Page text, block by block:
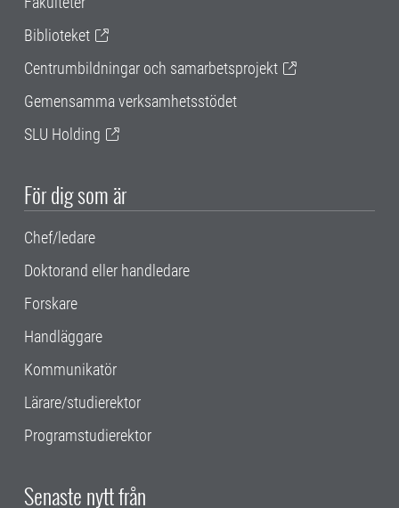
Biblioteket
Centrumbildningar och samarbetsprojekt
Gemensamma verksamhetsstödet
SLU Holding
För dig som är
Chef/ledare
Doktorand eller handledare
Forskare
Handläggare
Kommunikatör
Lärare/studierektor
Programstudierektor
Senaste nytt från